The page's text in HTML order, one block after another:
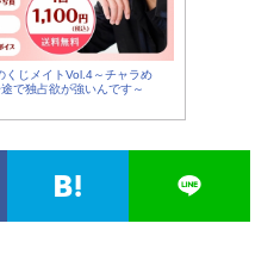
くじメイトVol.4～チャラめ
で独占欲が強いんです～